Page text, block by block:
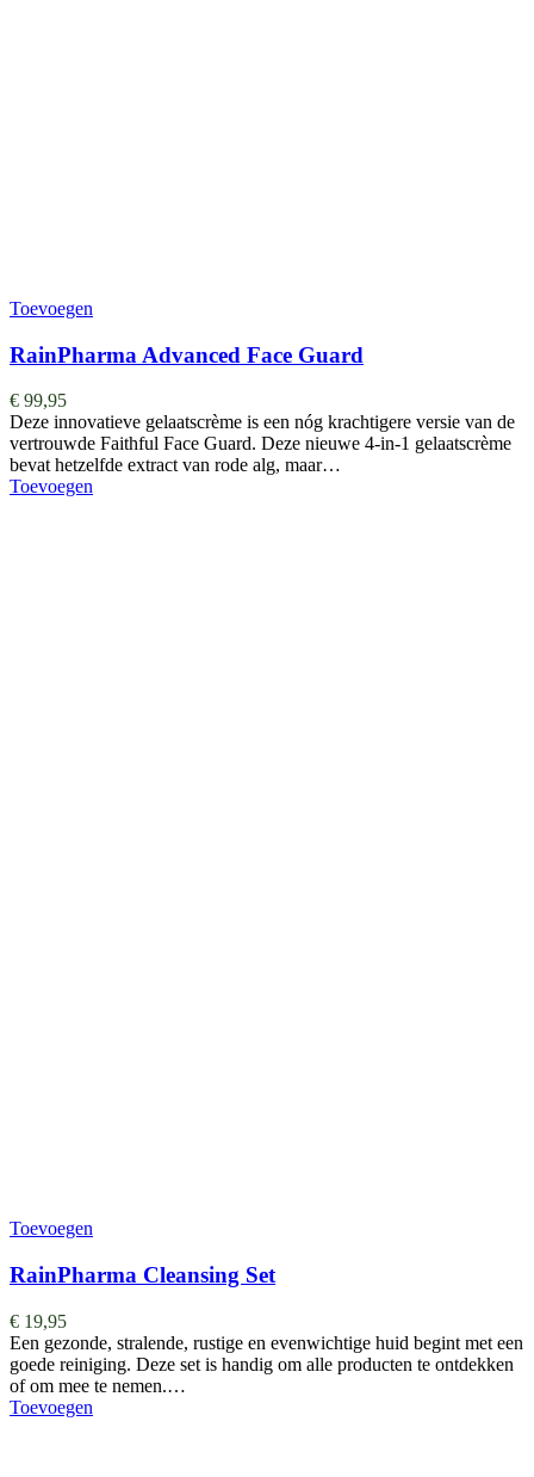
Toevoegen
RainPharma Advanced Face Guard
€ 99,95
Deze innovatieve gelaatscrème is een nóg krachtigere versie van de
vertrouwde Faithful Face Guard. Deze nieuwe 4-in-1 gelaatscrème
bevat hetzelfde extract van rode alg, maar…
Toevoegen
Toevoegen
RainPharma Cleansing Set
€ 19,95
Een gezonde, stralende, rustige en evenwichtige huid begint met een
goede reiniging. Deze set is handig om alle producten te ontdekken
of om mee te nemen.…
Toevoegen